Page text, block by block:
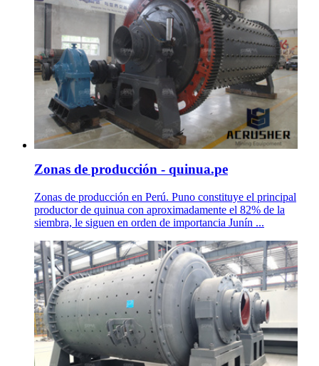
Zonas de producción - quinua.pe
Zonas de producción en Perú. Puno constituye el principal
productor de quinua con aproximadamente el 82% de la
siembra, le siguen en orden de importancia Junín ...